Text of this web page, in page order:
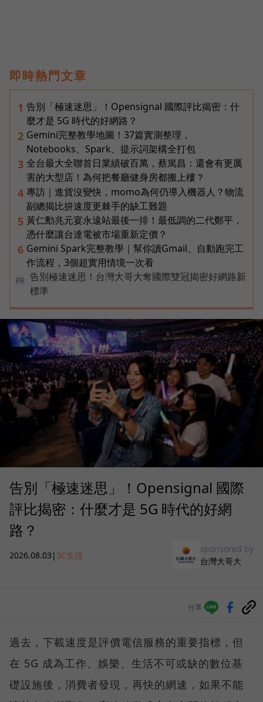
即時熱門文章
1 告別「極速迷思」！Opensignal 國際評比揭密：什
麼才是 5G 時代的好網路？
2 Gemini完整教學地圖！37篇實測整理，
Notebooks、Spark、提示詞架構全打包
3 全台最大全聯首日業績破百萬，蔡篤昌：還會有更厲
害的大型店！為何把餐廳健身房都搬上樓？
4 專訪｜進貨沒變快，momo為何仍導入機器人？物流
副總揭比拚速度更棘手的缺工難題
5 黃仁勳兆元宴永遠站最後一排！最低調的二代鄭平，
憑什麼讓台達電被市場重新定價？
6 Gemini Spark完整教學｜幫你讀Gmail、自動跑完工
作流程，3個超實用情境一次看
PR
告別極速迷思！台灣大哥大奪國際雙冠揭密好網路新
標準
告別「極速迷思」！Opensignal 國際
評比揭密：什麼才是 5G 時代的好網
路？
2026.08.03 | 3C生活
sponsored by
台灣大哥大
分享
過去，下載速度是評價電信服務的重要指標，但
在 5G 成為工作、娛樂、生活不可或缺的數位基
礎設施後，消費者發現，再快的網速，如果不能